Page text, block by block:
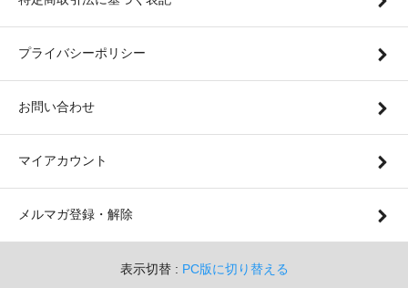
プライバシーポリシー
お問い合わせ
マイアカウント
メルマガ登録・解除
表示切替 : PC版に切り替える